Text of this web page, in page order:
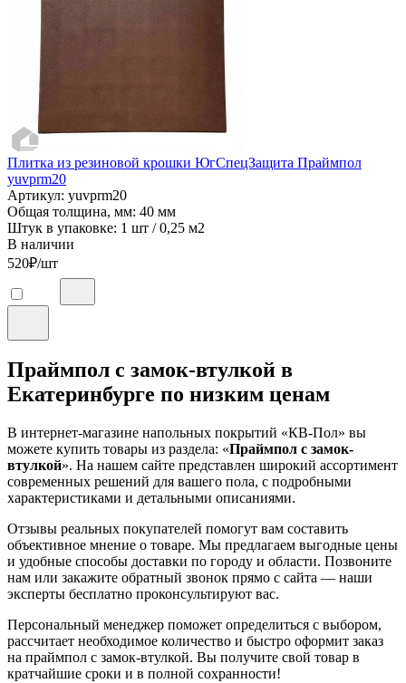
Плитка из резиновой крошки ЮгСпецЗащита Праймпол
yuvprm20
Артикул: yuvprm20
Общая толщина, мм: 40 мм
Штук в упаковке: 1 шт / 0,25 м2
В наличии
520₽/шт
Праймпол с замок-втулкой в
Екатеринбурге по низким ценам
В интернет-магазине напольных покрытий «КВ-Пол» вы
можете купить товары из раздела: «Праймпол с замок-
втулкой». На нашем сайте представлен широкий ассортимент
современных решений для вашего пола, с подробными
характеристиками и детальными описаниями.
Отзывы реальных покупателей помогут вам составить
объективное мнение о товаре. Мы предлагаем выгодные цены
и удобные способы доставки по городу и области. Позвоните
нам или закажите обратный звонок прямо с сайта — наши
эксперты бесплатно проконсультируют вас.
Персональный менеджер поможет определиться с выбором,
рассчитает необходимое количество и быстро оформит заказ
на праймпол с замок-втулкой. Вы получите свой товар в
кратчайшие сроки и в полной сохранности!